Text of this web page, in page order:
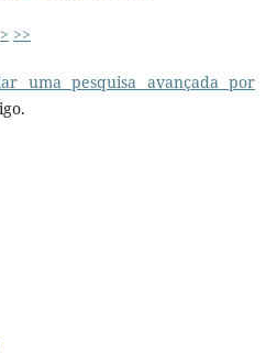
> >>
uma pesquisa avançada por